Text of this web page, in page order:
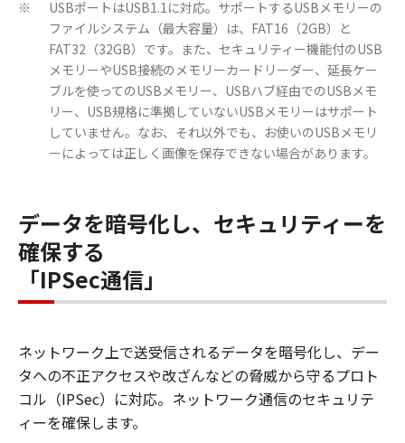
※
USBポートはUSB1.1に対応。サポートするUSBメモリーの
ファイルシステム（最大容量）は、FAT16（2GB）と
FAT32（32GB）です。また、セキュリティー機能付のUSB
メモリーやUSB接続のメモリーカードリーダー、延長ケー
ブルを使ってのUSBメモリー、USBハブ経由でのUSBメモ
リー、USB規格に準拠していないUSBメモリーはサポート
していません。なお、それ以外でも、お使いのUSBメモリ
ーによっては正しく画像を保存できない場合があります。
データを暗号化し、セキュリティーを
確保する
「IPSec通信」
ネットワーク上で送受信されるデータを暗号化し、デー
タへの不正アクセスや改ざんなどの脅威から守るプロト
コル（IPSec）に対応。ネットワーク通信のセキュリテ
ィーを確保します。